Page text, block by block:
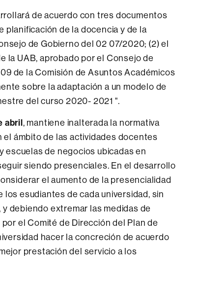
de acuerdo con tres documentos
planificación de la docencia y de la
de Gobierno del 02 07/2020; (2) el
la UAB, aprobado por el Consejo de
de la Comisión de Asuntos Académicos
sobre la adaptación a un modelo de
del curso 2020- 2021 ".
abril, mantiene inalterada la normativa
ámbito de las actividades docentes
escuelas de negocios ubicadas en
siendo presenciales. En el desarrollo
el aumento de la presencialidad
esudiantes de cada universidad, sin
debiendo extremar las medidas de
el Comité de Dirección del Plan de
hacer la concreción de acuerdo
prestación del servicio a los